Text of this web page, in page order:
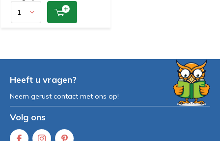
Heeft u vragen?
Neem gerust contact met ons op!
Volg ons